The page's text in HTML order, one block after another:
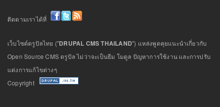
ติดตามเราได้ที่
เว็บไซต์ดรูปัลไทย ("DRUPAL CMS THAILAND") แหล่งพูดคุยแนะนำเกี่ยวกับ
Open Source CMS ดรูปัล ไม่ว่าจะเป็นธีม โมดูล ปัญหาการใช้งาน และการปรับ
แต่งการแก้ไขต่างๆ
Copyright